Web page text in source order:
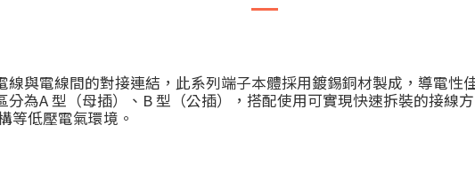
與電線間的對接連結，此系列端子本體採用鍍錫銅材製成，導電性
為A 型（母插）、B 型（公插），搭配使用可實現快速拆裝的接線
等低壓電氣環境。